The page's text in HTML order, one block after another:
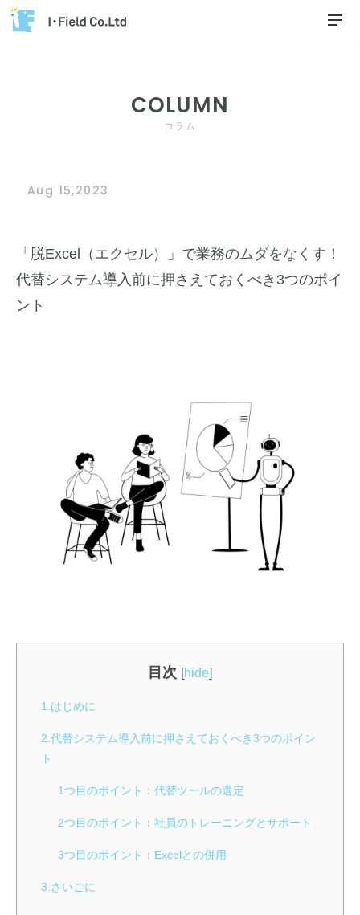
COLUMN
コラム
Aug 15,2023
「脱Excel（エクセル）」で業務のムダをなくす！
代替システム導入前に押さえておくべき3つのポイ
ント
目次 [hide]
1.はじめに
2.代替システム導入前に押さえておくべき3つのポイン
ト
1つ目のポイント：代替ツールの選定
2つ目のポイント：社員のトレーニングとサポート
3つ目のポイント：Excelとの併用
3.さいごに